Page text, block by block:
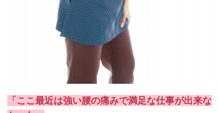
「ここ最近は強い腰の痛みで満足な仕事が出来な